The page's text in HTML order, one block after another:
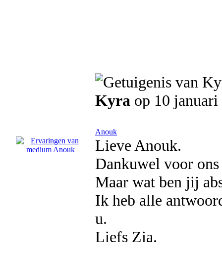
Kyra op 10 januari
Anouk
Lieve Anouk.
Dankuwel voor
Maar wat ben jij
Ik heb alle
u.
Liefs Zia.